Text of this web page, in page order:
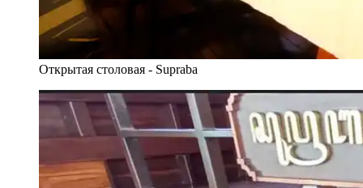
Открытая столовая - Supraba